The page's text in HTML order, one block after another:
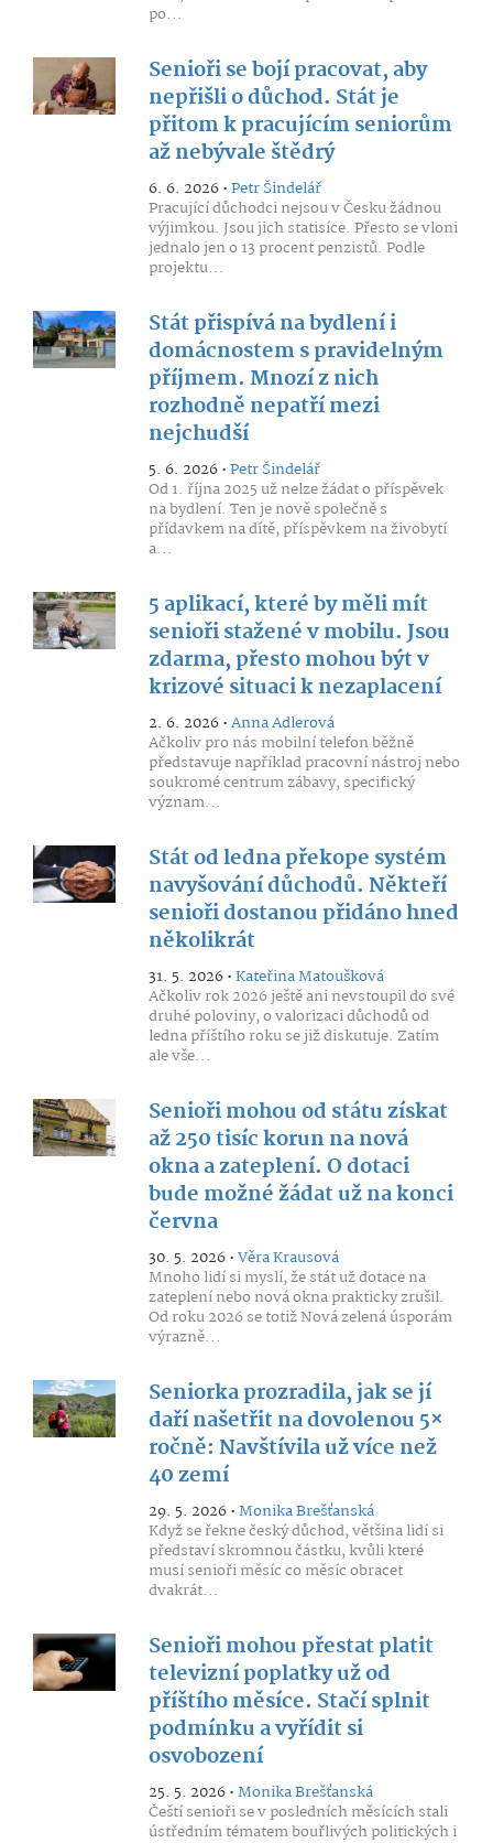
po...
Senioři se bojí pracovat, aby
nepřišli o důchod. Stát je
přitom k pracujícím seniorům
až nebývale štědrý
6. 6. 2026 •Petr Šindelář
Pracující důchodci nejsou v Česku žádnou
výjimkou. Jsou jich statisíce. Přesto se vloni
jednalo jen o 13 procent penzistů. Podle
projektu...
Stát přispívá na bydlení i
domácnostem s pravidelným
příjmem. Mnozí z nich
rozhodně nepatří mezi
nejchudší
5. 6. 2026 •Petr Šindelář
Od 1. října 2025 už nelze žádat o příspěvek
na bydlení. Ten je nově společně s
přídavkem na dítě, příspěvkem na živobytí
a...
5 aplikací, které by měli mít
senioři stažené v mobilu. Jsou
zdarma, přesto mohou být v
krizové situaci k nezaplacení
2. 6. 2026 •Anna Adlerová
Ačkoliv pro nás mobilní telefon běžně
představuje například pracovní nástroj nebo
soukromé centrum zábavy, specifický
význam...
Stát od ledna překope systém
navyšování důchodů. Někteří
senioři dostanou přidáno hned
několikrát
31. 5. 2026 •Kateřina Matoušková
Ačkoliv rok 2026 ještě ani nevstoupil do své
druhé poloviny, o valorizaci důchodů od
ledna příštího roku se již diskutuje. Zatím
ale vše...
Senioři mohou od státu získat
až 250 tisíc korun na nová
okna a zateplení. O dotaci
bude možné žádat už na konci
června
30. 5. 2026 •Věra Krausová
Mnoho lidí si myslí, že stát už dotace na
zateplení nebo nová okna prakticky zrušil.
Od roku 2026 se totiž Nová zelená úsporám
výrazně...
Seniorka prozradila, jak se jí
daří našetřit na dovolenou 5×
ročně: Navštívila už více než
40 zemí
29. 5. 2026 •Monika Brešťanská
Když se řekne český důchod, většina lidí si
představí skromnou částku, kvůli které
musí senioři měsíc co měsíc obracet
dvakrát...
Senioři mohou přestat platit
televizní poplatky už od
příštího měsíce. Stačí splnit
podmínku a vyřídit si
osvobození
25. 5. 2026 •Monika Brešťanská
Čeští senioři se v posledních měsících stali
ústředním tématem bouřlivých politických i